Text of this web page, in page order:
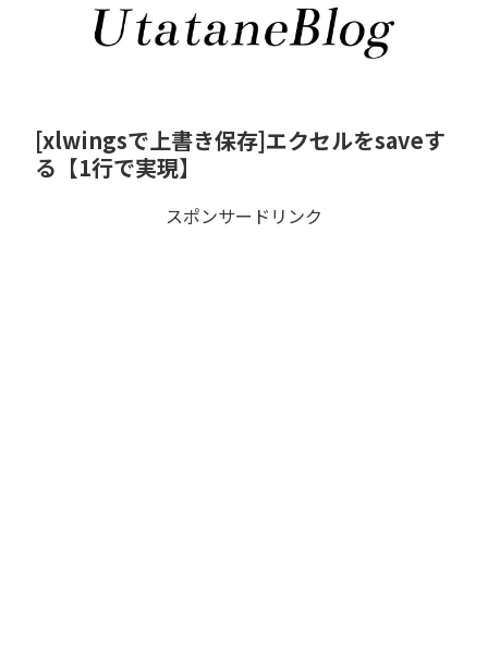
[xlwingsで上書き保存]エクセルをsaveす
る【1行で実現】
スポンサードリンク